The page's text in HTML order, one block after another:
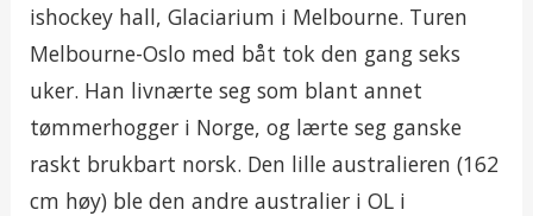
ishockey hall, Glaciarium i Melbourne. Turen
Melbourne-Oslo med båt tok den gang seks
uker. Han livnærte seg som blant annet
tømmerhogger i Norge, og lærte seg ganske
raskt brukbart norsk. Den lille australieren (162
cm høy) ble den andre australier i OL i